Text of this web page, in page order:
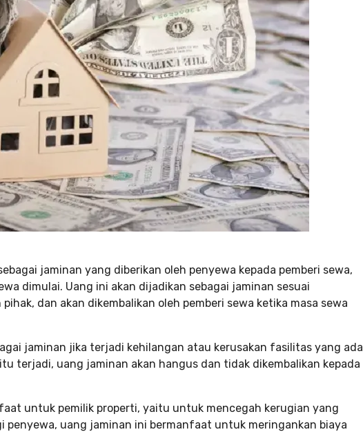
jaminan yang diberikan oleh penyewa kepada pemberi sewa,
dimulai. Uang ini akan dijadikan sebagai jaminan sesuai
dan akan dikembalikan oleh pemberi sewa ketika masa sewa
jaminan jika terjadi kehilangan atau kerusakan fasilitas yang ada
terjadi, uang jaminan akan hangus dan tidak dikembalikan kepada
untuk pemilik properti, yaitu untuk mencegah kerugian yang
penyewa, uang jaminan ini bermanfaat untuk meringankan biaya